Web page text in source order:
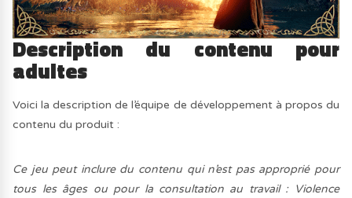
Description du contenu pour
adultes
Voici la description de l’équipe de développement à propos du
contenu du produit :
Ce jeu peut inclure du contenu qui n’est pas approprié pour
tous les âges ou pour la consultation au travail : Violence